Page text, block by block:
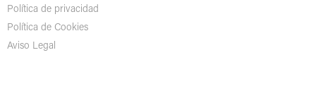
Política de privacidad
Política de Cookies
Aviso Legal